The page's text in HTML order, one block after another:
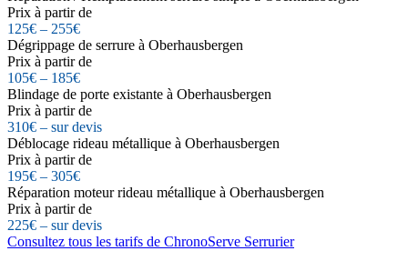
Prix à partir de
125€ – 255€
Dégrippage de serrure à Oberhausbergen
Prix à partir de
105€ – 185€
Blindage de porte existante à Oberhausbergen
Prix à partir de
310€ – sur devis
Déblocage rideau métallique à Oberhausbergen
Prix à partir de
195€ – 305€
Réparation moteur rideau métallique à Oberhausbergen
Prix à partir de
225€ – sur devis
Consultez tous les tarifs de ChronoServe Serrurier